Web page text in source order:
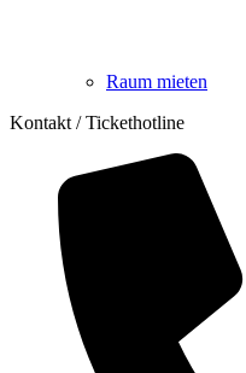
Raum mieten
Kontakt / Tickethotline